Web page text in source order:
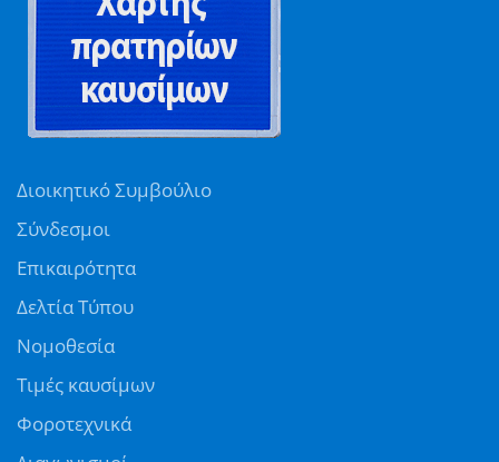
Διοικητικό Συμβούλιο
Σύνδεσμοι
Επικαιρότητα
Δελτία Τύπου
Νομοθεσία
Τιμές καυσίμων
Φοροτεχνικά